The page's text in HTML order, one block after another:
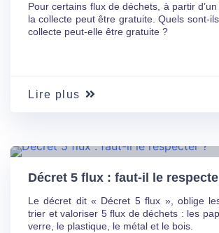
Pour certains flux de déchets, à partir
la collecte peut être gratuite. Quels sont-
collecte peut-elle être gratuite ?
Lire plus
Décret 5 flux : faut-il le
Le décret dit « Décret 5 flux », oblige
trier et valoriser 5 flux de déchets : les
verre, le plastique, le métal et le bois.